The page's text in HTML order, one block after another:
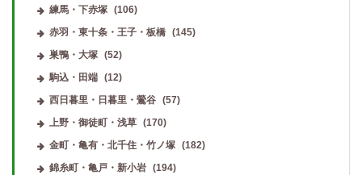
練馬・下赤塚
(106)
赤羽・東十条・王子・板橋
(145)
巣鴨・大塚
(52)
駒込・田端
(12)
西日暮里・日暮里・鶯谷
(57)
上野・御徒町・浅草
(170)
金町・亀有・北千住・竹ノ塚
(182)
錦糸町・亀戸・新小岩
(194)